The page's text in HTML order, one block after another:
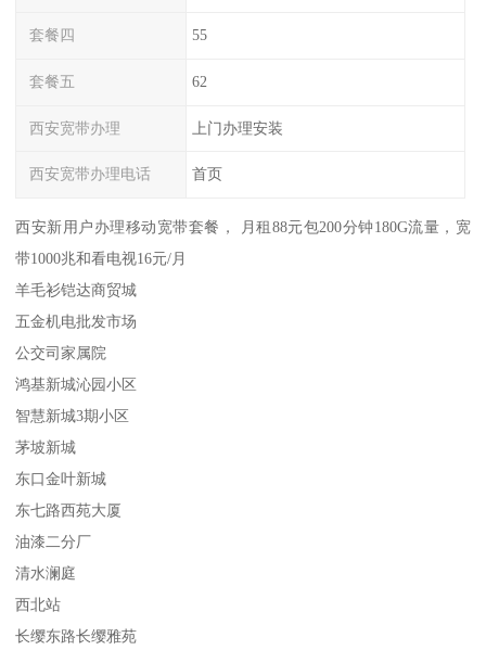
套餐四 55
套餐五 62
西安宽带办理 上门办理安装
西安宽带办理电话 首页
西安新用户办理移动宽带套餐， 月租88元包200分钟180G流量，宽
带1000兆和看电视16元/月
羊毛衫铠达商贸城
五金机电批发市场
公交司家属院
鸿基新城沁园小区
智慧新城3期小区
茅坡新城
东口金叶新城
东七路西苑大厦
油漆二分厂
清水澜庭
西北站
长缨东路长缨雅苑